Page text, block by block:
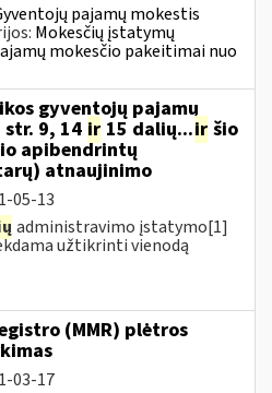
pajamų mokestis
Mokesčių įstatymų
mokesčio pakeitimai nuo
gyventojų pajamų
str. 9, 14 ir 15 dalių...ir šio
apibendrintų
atnaujinimo
05-13
administravimo įstatymo[1]
užtikrinti vienodą
(MMR) plėtros
03-17